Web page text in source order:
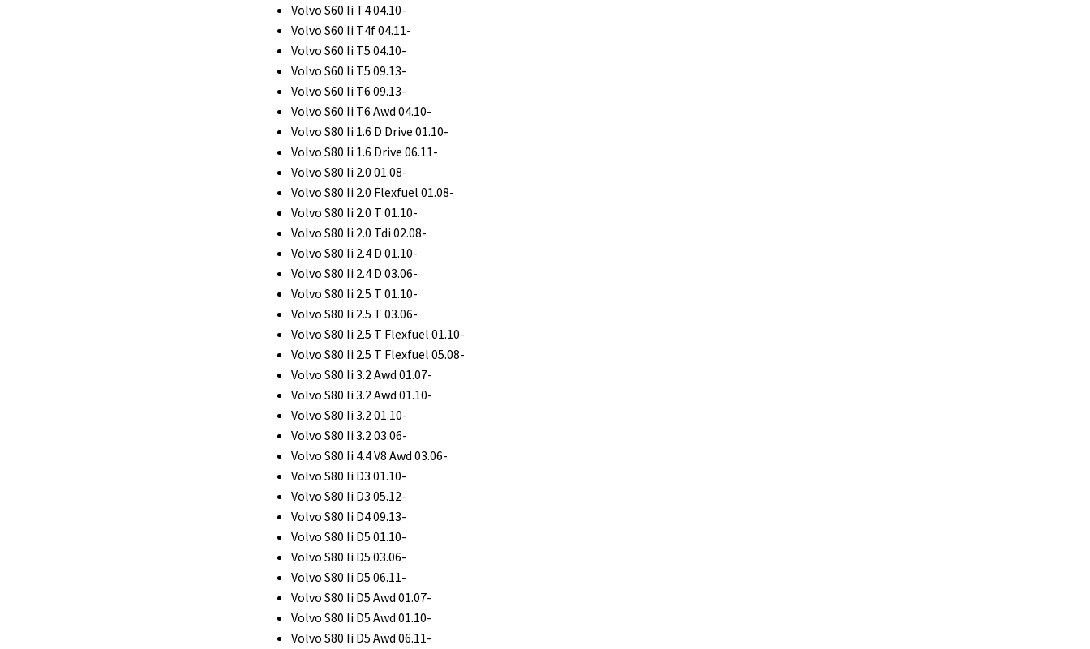
Volvo S60 Ii T4 04.10-
Volvo S60 Ii T4f 04.11-
Volvo S60 Ii T5 04.10-
Volvo S60 Ii T5 09.13-
Volvo S60 Ii T6 09.13-
Volvo S60 Ii T6 Awd 04.10-
Volvo S80 Ii 1.6 D Drive 01.10-
Volvo S80 Ii 1.6 Drive 06.11-
Volvo S80 Ii 2.0 01.08-
Volvo S80 Ii 2.0 Flexfuel 01.08-
Volvo S80 Ii 2.0 T 01.10-
Volvo S80 Ii 2.0 Tdi 02.08-
Volvo S80 Ii 2.4 D 01.10-
Volvo S80 Ii 2.4 D 03.06-
Volvo S80 Ii 2.5 T 01.10-
Volvo S80 Ii 2.5 T 03.06-
Volvo S80 Ii 2.5 T Flexfuel 01.10-
Volvo S80 Ii 2.5 T Flexfuel 05.08-
Volvo S80 Ii 3.2 Awd 01.07-
Volvo S80 Ii 3.2 Awd 01.10-
Volvo S80 Ii 3.2 01.10-
Volvo S80 Ii 3.2 03.06-
Volvo S80 Ii 4.4 V8 Awd 03.06-
Volvo S80 Ii D3 01.10-
Volvo S80 Ii D3 05.12-
Volvo S80 Ii D4 09.13-
Volvo S80 Ii D5 01.10-
Volvo S80 Ii D5 03.06-
Volvo S80 Ii D5 06.11-
Volvo S80 Ii D5 Awd 01.07-
Volvo S80 Ii D5 Awd 01.10-
Volvo S80 Ii D5 Awd 06.11-